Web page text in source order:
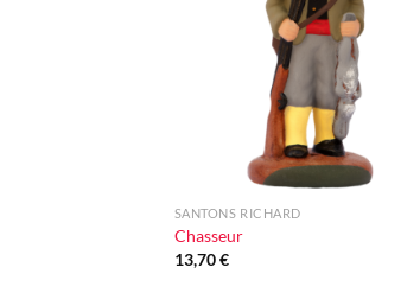
SANTONS RICHARD
Chasseur
13,70€